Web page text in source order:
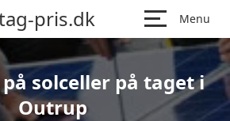
pris.dk Menu
solceller på taget i
Outrup